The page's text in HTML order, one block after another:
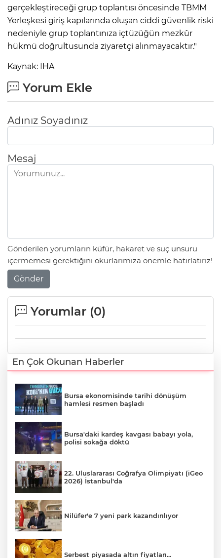
gerçekleştireceği grup toplantısı öncesinde TBMM
Yerleşkesi giriş kapılarında oluşan ciddi güvenlik riski
nedeniyle grup toplantınıza içtüzüğün mezkûr
hükmü doğrultusunda ziyaretçi alınmayacaktır."
Kaynak: İHA
Yorum Ekle
Adınız Soyadınız
Mesaj
Gönderilen yorumların küfür, hakaret ve suç unsuru
içermemesi gerektiğini okurlarımıza önemle hatırlatırız!
Gönder
Yorumlar (0)
En Çok Okunan Haberler
Bursa ekonomisinde tarihi dönüşüm
hamlesi resmen başladı
Bursa'daki kardeş kavgası babayı yola,
polisi sokağa döktü
22. Uluslararası Coğrafya Olimpiyatı (iGeo
2026) İstanbul'da
Nilüfer'e 7 yeni park kazandırılıyor
Serbest piyasada altın fiyatları...